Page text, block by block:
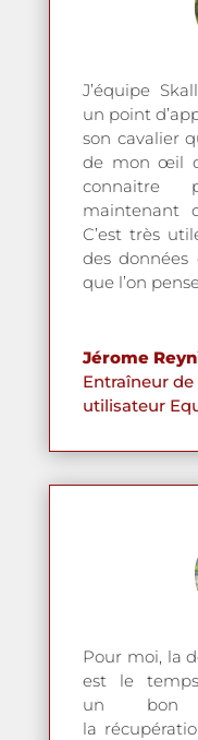
J’équipe
un point
son cavalier
de mon œil
connaitre
maintenant
C’est très
des
que l’on
Jérome
Entraîneur
utilisateur
Pour moi, la
est le
un bon
la